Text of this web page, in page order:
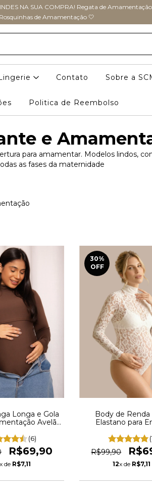
NA SUA COMPRA! Regata de
de Amamentação 🤍
Contato Sobre a
Politica de Reembolso
e
para amamentar. Modelos lindos,
as fases da maternidade
Longa e Gola
Avelã
(6)
R$69,90
x de R$7,11
30%
OFF
Body de
Elastano para
Confortável
BD3
R$99,90
12x de R$7,11